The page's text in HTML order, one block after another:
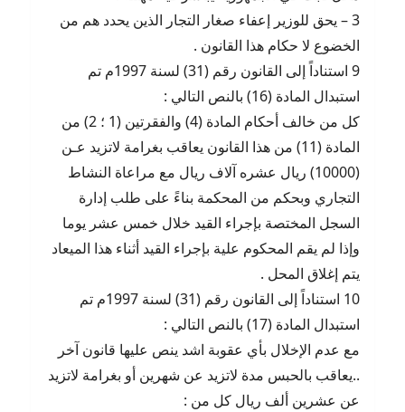
3 – يحق للوزير إعفاء صغار التجار الذين يحدد هم من
الخضوع لا حكام هذا القانون .
9 استناداً إلى القانون رقم (31) لسنة 1997م تم
استبدال المادة (16) بالنص التالي :
كل من خالف أحكام المادة (4) والفقرتين (1 ؛ 2) من
المادة (11) من هذا القانون يعاقب بغرامة لاتزيد عـن
(10000) ريال عشره آلاف ريال مع مراعاة النشاط
التجاري وبحكم من المحكمة بناءً على طلب إدارة
السجل المختصة بإجراء القيد خلال خمس عشر يوما
وإذا لم يقم المحكوم علية بإجراء القيد أثناء هذا الميعاد
يتم إغلاق المحل .
10 استناداً إلى القانون رقم (31) لسنة 1997م تم
استبدال المادة (17) بالنص التالي :
مع عدم الإخلال بأي عقوبة اشد ينص عليها قانون آخر
..يعاقب بالحبس مدة لاتزيد عن شهرين أو بغرامة لاتزيد
عن عشرين ألف ريال كل من :